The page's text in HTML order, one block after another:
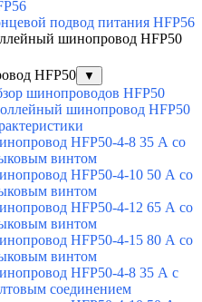
подвод питания HFP56
шинопровод HFP50
HFP50 ▼
шинопроводов HFP50
шинопровод HFP50
HFP50-4-8 35 А со
винтом
HFP50-4-10 50 А со
винтом
HFP50-4-12 65 А со
винтом
HFP50-4-15 80 А со
винтом
HFP50-4-8 35 А с
соединением